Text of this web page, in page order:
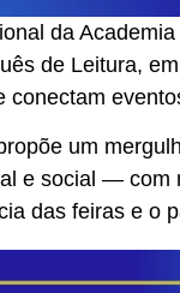
da
de Leitura,
conectam
um
e social — com
das feiras e o